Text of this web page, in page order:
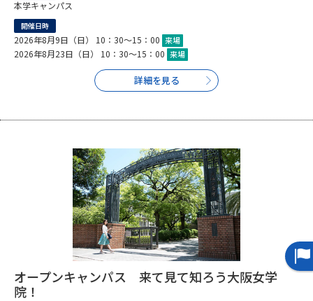
大学で学べる内容や特徴を調べる
新増設大学・学部・学科特集
国際・グローバルに強い大学特
集
データサイエンス特集 奨学金・特待生制度特集
新学年スタート号特集ページ
新学年スタート号特集ページ
（高2生用）
SELFBRAND特集ページ
オープンキャンパスなどを調べる
オープンキャンパス検索 実施プログラムから探す
本学キャンパス
開催日時
2026年8月9日（日） 10：30～15：00 来場
2026年8月23日（日） 10：30～15：00 来場
詳細を見る
オープンキャンパス 来て見て知ろう大阪女学
院！